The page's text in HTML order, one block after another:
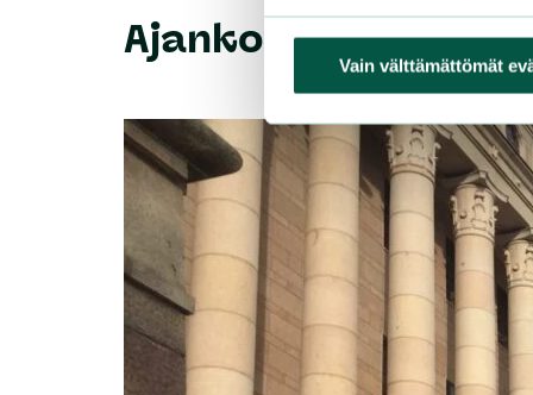
Vain välttämättömät
Ajankohtaista